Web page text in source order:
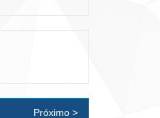
Próximo >